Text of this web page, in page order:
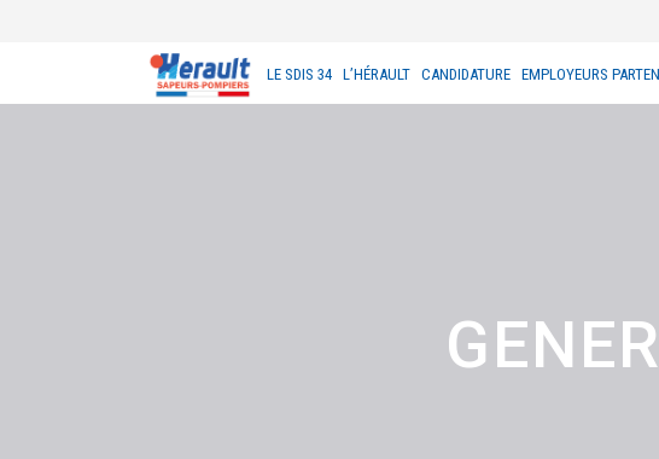
LE SDIS 34 L’HÉRAULT CANDIDATURE EMPLOYEURS